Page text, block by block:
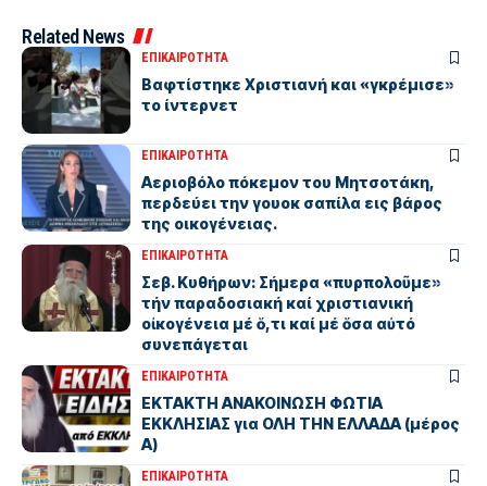
Related News
ΕΠΙΚΑΙΡΟΤΗΤΑ
Βαφτίστηκε Χριστιανή και «γκρέμισε»
το ίντερνετ
ΕΠΙΚΑΙΡΟΤΗΤΑ
Αεριοβόλο πόκεμον του Μητσοτάκη,
περδεύει την γουοκ σαπίλα εις βάρος
της οικογένειας.
ΕΠΙΚΑΙΡΟΤΗΤΑ
Σεβ. Κυθήρων: Σήμερα «πυρπολοῦμε»
τήν παραδοσιακή καί χριστιανική
οἰκογένεια μέ ὅ,τι καί μέ ὅσα αὐτό
συνεπάγεται
ΕΠΙΚΑΙΡΟΤΗΤΑ
ΕΚΤΑΚΤΗ ΑΝΑΚΟΙΝΩΣΗ ΦΩΤΙΑ
ΕΚΚΛΗΣΙΑΣ για ΟΛΗ ΤΗΝ ΕΛΛΑΔΑ (μέρος
Α)
ΕΠΙΚΑΙΡΟΤΗΤΑ